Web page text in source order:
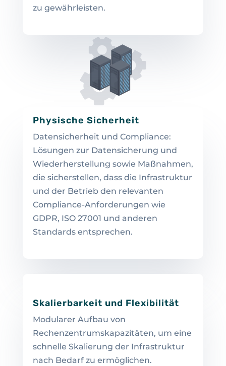
zu gewährleisten.
Physische Sicherheit
Datensicherheit und Compliance:
Lösungen zur Datensicherung und
Wiederherstellung sowie Maßnahmen,
die sicherstellen, dass die Infrastruktur
und der Betrieb den relevanten
Compliance-Anforderungen wie
GDPR, ISO 27001 und anderen
Standards entsprechen.
Skalierbarkeit und Flexibilität
Modularer Aufbau von
Rechenzentrumskapazitäten, um eine
schnelle Skalierung der Infrastruktur
nach Bedarf zu ermöglichen.